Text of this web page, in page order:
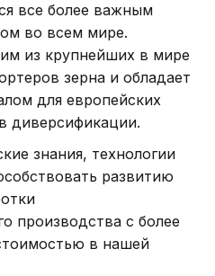
все более важным
во всем мире.
из крупнейших в мире
зерна и обладает
для европейских
диверсификации.
знания, технологии
развитию
производства с более
в нашей